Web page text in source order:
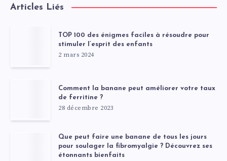
Articles Liés
TOP 100 des énigmes faciles à résoudre pour
stimuler l’esprit des enfants
2 mars 2024
Comment la banane peut améliorer votre taux
de ferritine ?
28 décembre 2023
Que peut faire une banane de tous les jours
pour soulager la fibromyalgie ? Découvrez ses
étonnants bienfaits